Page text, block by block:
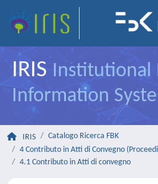
IRIS Institutional
Information
IRIS
Catalogo Ricerca FBK
4 Contributo in Atti di Convegno
4.1 Contributo in Atti di convegno